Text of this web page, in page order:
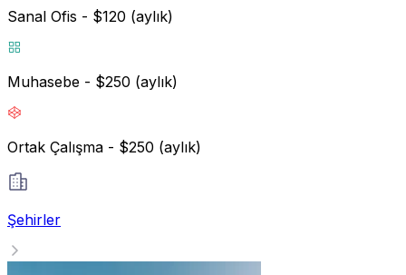
Sanal Ofis - $120 (aylık)
Muhasebe - $250 (aylık)
Ortak Çalışma - $250 (aylık)
Şehirler